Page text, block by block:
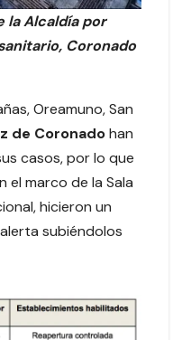
la Alcaldía por
Coronado
Oreamuno, San
de Coronadohan
casos, por lo que
el marco de la Sala
hicieron un
subiéndolos